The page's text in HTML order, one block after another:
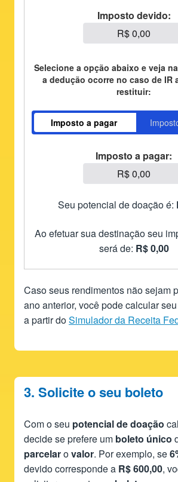
Imposto devido:
Selecione a opção abaixo e veja
a dedução ocorre no caso de IR
restituir:
Imposto a pagar
Imposto a pagar:
Seu potencial de doação é:
Ao efetuar sua destinação seu
será de: R$ 0,00
Caso seus rendimentos não sejam
ano anterior, você pode calcular
a partir doSimulador da Receita
3. Solicite o seu boleto
Com o seu potencial de doação
decide se prefere um boleto único
parcelarovalor. Por exemplo, se
devido corresponde a R$ 600,00,